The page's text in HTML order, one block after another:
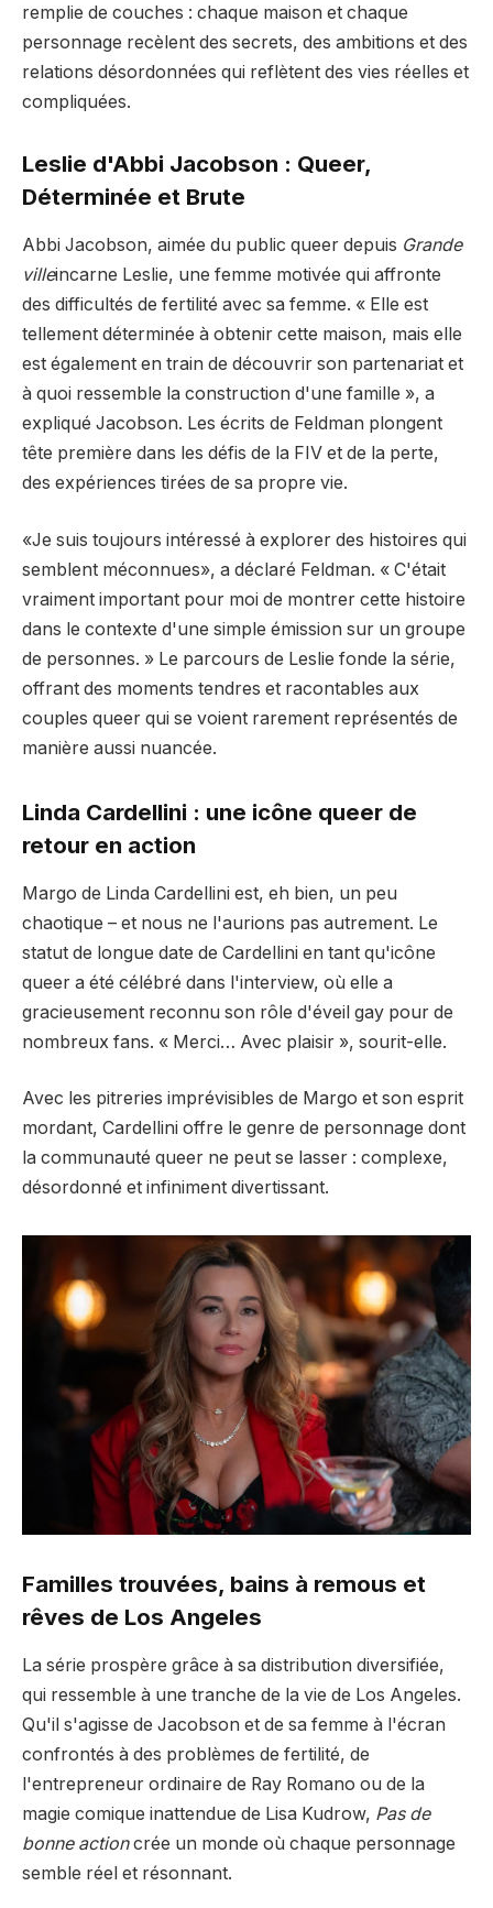
remplie de couches : chaque maison et chaque
personnage recèlent des secrets, des ambitions et des
relations désordonnées qui reflètent des vies réelles et
compliquées.
Leslie d'Abbi Jacobson : Queer,
Déterminée et Brute
Abbi Jacobson, aimée du public queer depuis Grande
villeincarne Leslie, une femme motivée qui affronte
des difficultés de fertilité avec sa femme. « Elle est
tellement déterminée à obtenir cette maison, mais elle
est également en train de découvrir son partenariat et
à quoi ressemble la construction d'une famille », a
expliqué Jacobson. Les écrits de Feldman plongent
tête première dans les défis de la FIV et de la perte,
des expériences tirées de sa propre vie.
«Je suis toujours intéressé à explorer des histoires qui
semblent méconnues», a déclaré Feldman. « C'était
vraiment important pour moi de montrer cette histoire
dans le contexte d'une simple émission sur un groupe
de personnes. » Le parcours de Leslie fonde la série,
offrant des moments tendres et racontables aux
couples queer qui se voient rarement représentés de
manière aussi nuancée.
Linda Cardellini : une icône queer de
retour en action
Margo de Linda Cardellini est, eh bien, un peu
chaotique – et nous ne l'aurions pas autrement. Le
statut de longue date de Cardellini en tant qu'icône
queer a été célébré dans l'interview, où elle a
gracieusement reconnu son rôle d'éveil gay pour de
nombreux fans. « Merci… Avec plaisir », sourit-elle.
Avec les pitreries imprévisibles de Margo et son esprit
mordant, Cardellini offre le genre de personnage dont
la communauté queer ne peut se lasser : complexe,
désordonné et infiniment divertissant.
Familles trouvées, bains à remous et
rêves de Los Angeles
La série prospère grâce à sa distribution diversifiée,
qui ressemble à une tranche de la vie de Los Angeles.
Qu'il s'agisse de Jacobson et de sa femme à l'écran
confrontés à des problèmes de fertilité, de
l'entrepreneur ordinaire de Ray Romano ou de la
magie comique inattendue de Lisa Kudrow, Pas de
bonne actioncrée un monde où chaque personnage
semble réel et résonnant.